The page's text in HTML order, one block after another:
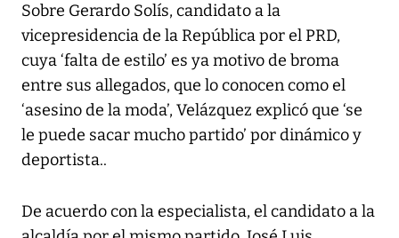
Sobre Gerardo Solís, candidato a la
vicepresidencia de la República por el PRD,
cuya ‘falta de estilo’ es ya motivo de broma
entre sus allegados, que lo conocen como el
‘asesino de la moda’, Velázquez explicó que ‘se
le puede sacar mucho partido’ por dinámico y
deportista..
De acuerdo con la especialista, el candidato a la